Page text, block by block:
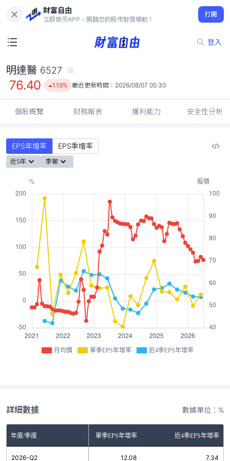
財富自由
立即使用APP，開啟您的股市智慧導航！
打開
登入
76.40
1.19%
明達醫 6527
76.40 1.19% 最近更新時間： 2026/08/07 05:30
個股概覽 財務報表 獲利能力 安全性分析
EPS年增率 EPS季增率
近5年 季報
月均價 單季EPS年增率 近4季EPS年增率
詳細數據 數據單位：%
年度/季度 單季EPS年增率 近4季EPS年增率
2026-Q2 12.08 7.34